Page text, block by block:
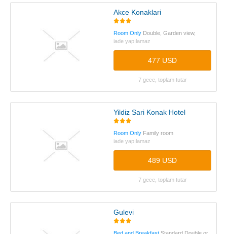
Akce Konaklari
Room Only Double, Garden view,
iade yapılamaz
477 USD
7 gece, toplam tutar
Yildiz Sari Konak Hotel
Room Only Family room
iade yapılamaz
489 USD
7 gece, toplam tutar
Gulevi